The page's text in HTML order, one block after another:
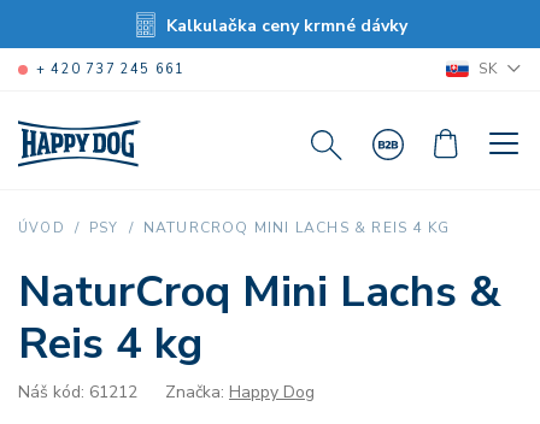
Kalkulačka ceny krmné dávky
+ 420 737 245 661 SK
ÚVOD PSY NATURCROQ MINI LACHS & REIS 4 KG
NaturCroq Mini Lachs &
Reis 4 kg
Náš kód: 61212 Značka: Happy Dog